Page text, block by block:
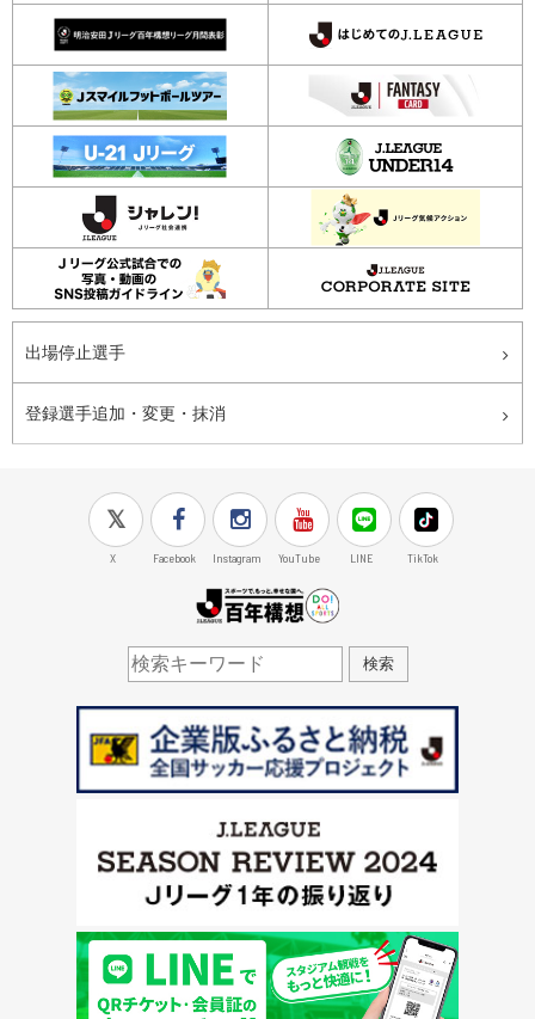
出場停止選手
登録選手追加・変更・抹消
X Facebook Instagram YouTube LINE TikTok
検索